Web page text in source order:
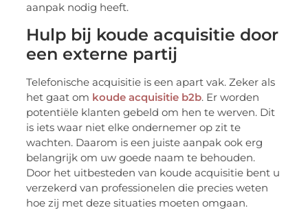
aanpak nodig heeft.
Hulp bij koude acquisitie door
een externe partij
Telefonische acquisitie is een apart vak. Zeker als
het gaat om koude acquisitie b2b. Er worden
potentiële klanten gebeld om hen te werven. Dit
is iets waar niet elke ondernemer op zit te
wachten. Daarom is een juiste aanpak ook erg
belangrijk om uw goede naam te behouden.
Door het uitbesteden van koude acquisitie bent u
verzekerd van professionelen die precies weten
hoe zij met deze situaties moeten omgaan.